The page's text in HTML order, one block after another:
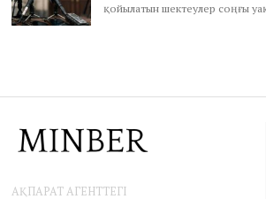
қойылатын шектеулер соңғы
АҚПАРАТ АГЕНТТЕГІ